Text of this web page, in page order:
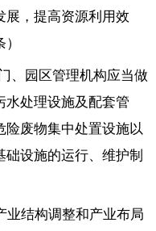
展，提高资源利用效
、园区管理机构应当做
水处理设施及配套管
险废物集中处置设施以
设施的运行、维护制
业结构调整和产业布局